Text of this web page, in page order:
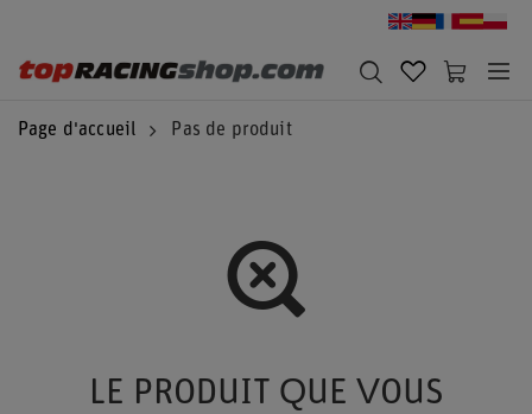
Page d'accueil Pas de produit
LE PRODUIT QUE VOUS